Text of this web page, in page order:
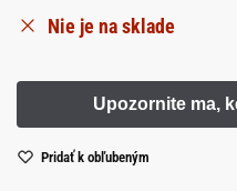
Nie je na sklade
Pridať k obľubeným